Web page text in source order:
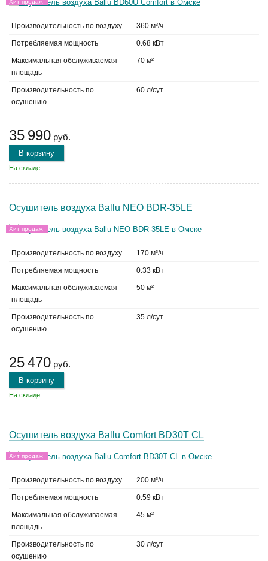
Хит продаж
Производительность по воздуху 360 м³/ч
Потребляемая мощность 0.68 кВт
Максимальная обслуживаемая
площадь
70 м²
Производительность по
осушению
60 л/сут
35 990 руб.
В корзину
На складе
Осушитель воздуха Ballu NEO BDR-35LE
Хит продаж
Производительность по воздуху 170 м³/ч
Потребляемая мощность 0.33 кВт
Максимальная обслуживаемая
площадь
50 м²
Производительность по
осушению
35 л/сут
25 470 руб.
В корзину
На складе
Осушитель воздуха Ballu Comfort BD30T CL
Хит продаж
Производительность по воздуху 200 м³/ч
Потребляемая мощность 0.59 кВт
Максимальная обслуживаемая
площадь
45 м²
Производительность по
осушению
30 л/сут